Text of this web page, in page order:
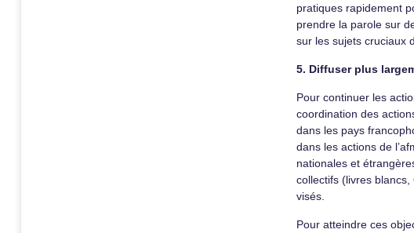
pratiques rapidement
prendre la parole sur
sur les sujets cruciaux
5. Diffuser plus
Pour continuer les
coordination des
dans les pays
dans les actions de
nationales et
collectifs (livres
visés.
Pour atteindre ces